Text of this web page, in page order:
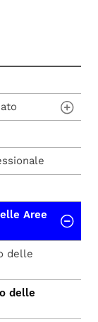
Aree
delle
delle